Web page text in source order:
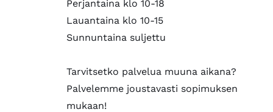
Perjantaina klo 10-18
Lauantaina klo 10-15
Sunnuntaina suljettu
Tarvitsetko palvelua muuna aikana?
Palvelemme joustavasti sopimuksen
mukaan!